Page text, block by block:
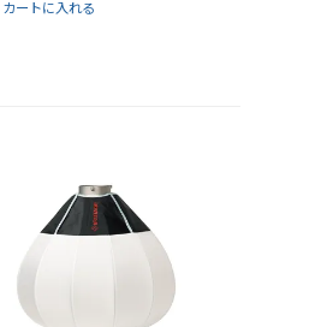
カートに入れる